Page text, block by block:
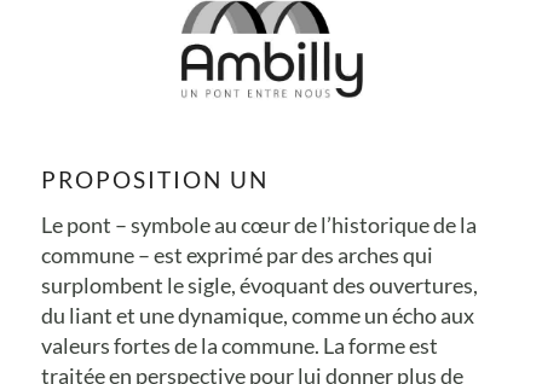
PROPOSITION UN
Le pont – symbole au cœur de l’historique de la
commune – est exprimé par des arches qui
surplombent le sigle, évoquant des ouvertures,
du liant et une dynamique, comme un écho aux
valeurs fortes de la commune. La forme est
traitée en perspective pour lui donner plus de